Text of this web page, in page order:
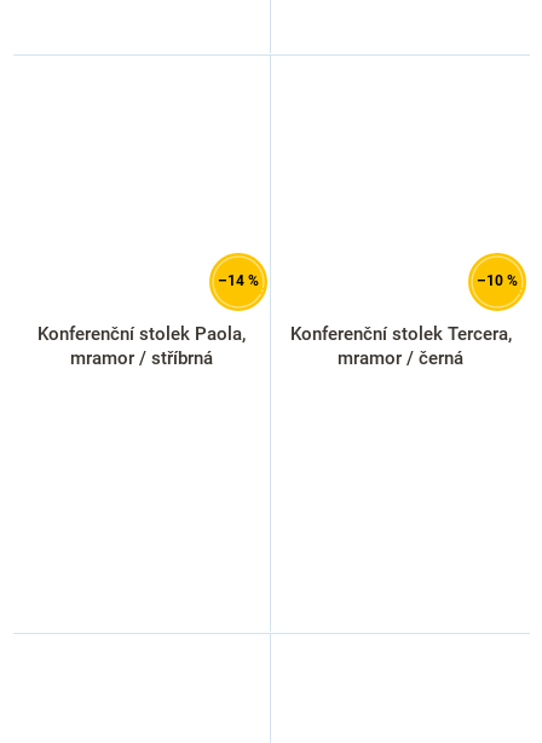
–14 %
Konferenční stolek Paola,
mramor / stříbrná
–10 %
Konferenční stolek Tercera,
mramor / černá